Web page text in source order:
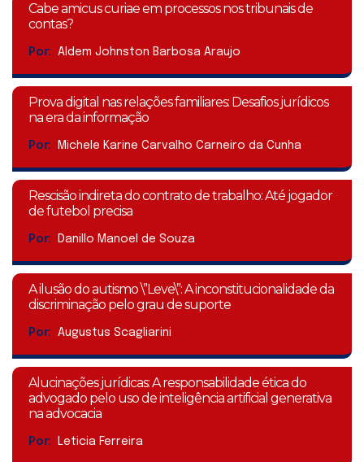
Cabe amicus curiae em processos nos tribunais de
contas?
Por: Aldem Johnston Barbosa Araujo
Prova digital nas relações familiares: Desafios jurídicos
na era da informação
Por: Michele Karine Carvalho Carneiro da Cunha
Rescisão indireta do contrato de trabalho: Até jogador
de futebol precisa
Por: Danillo Manoel de Souza
A ilusão do autismo \”Leve\”: A inconstitucionalidade da
discriminação pelo grau de suporte
Por: Augustus Scagliarini
Alucinações jurídicas: A responsabilidade ética do
advogado pelo uso de inteligência artificial generativa
na advocacia
Por: Leticia Ferreira